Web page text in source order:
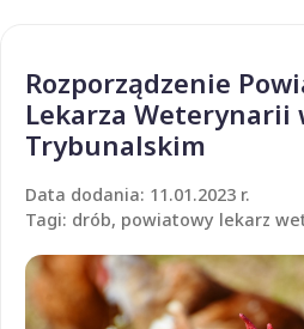
Rozporządzenie
Lekarza Weterynarii
Trybunalskim
Data dodania: 11.01.2023 r.
Tagi: drób, powiatowy lekarz